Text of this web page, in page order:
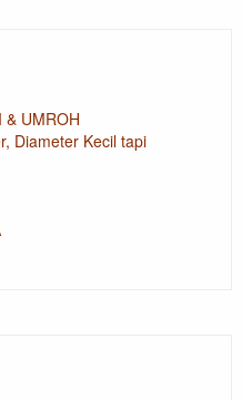
& UMROH
Diameter Kecil tapi